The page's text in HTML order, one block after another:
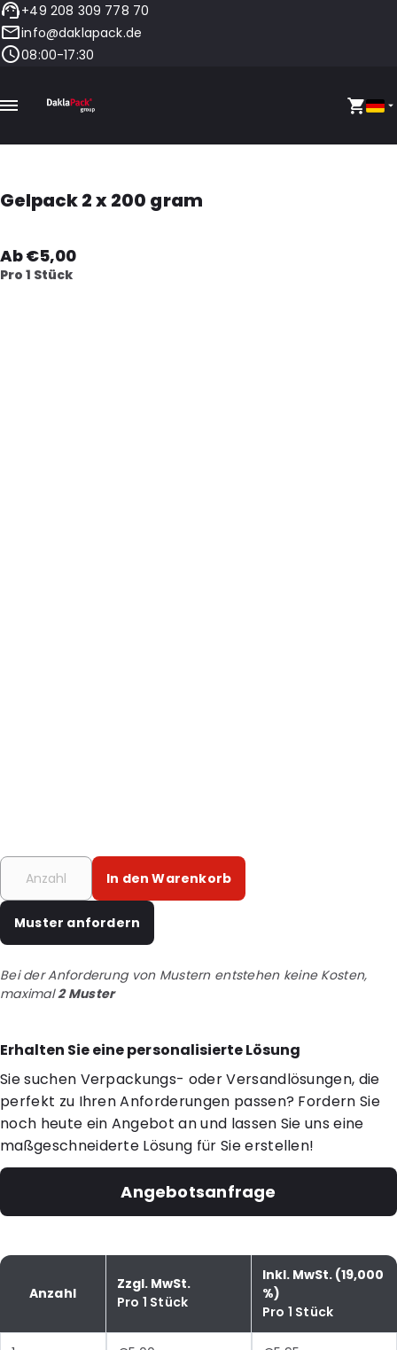
+49 208 309 778 70
info@daklapack.de
08:00-17:30
Gelpack 2 x 200 gram
Ab €5,00
Pro 1 Stück
In den Warenkorb
Muster anfordern
Bei der Anforderung von Mustern entstehen keine Kosten,
maximal2 Muster
Erhalten Sie eine personalisierte Lösung
Sie suchen Verpackungs- oder Versandlösungen, die
perfekt zu Ihren Anforderungen passen? Fordern Sie
noch heute ein Angebot an und lassen Sie uns eine
maßgeschneiderte Lösung für Sie erstellen!
Angebotsanfrage
Anzahl
Zzgl. MwSt.
Pro 1 Stück
Inkl. MwSt. (19,000
%)
Pro 1 Stück